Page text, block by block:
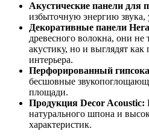
Акустические панели для
избыточную энергию звука,
Декоративные панели
древесного волокна, они не
акустику, но и выглядят
интерьера.
Перфорированный
бесшовные
площади.
Продукция Decor Acoustic:
натурального шпона и
характеристик.